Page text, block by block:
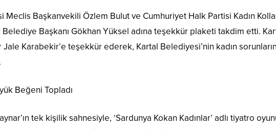
Başkanvekili Özlem Bulut ve Cumhuriyet Halk Partisi Kadın
Başkanı Gökhan Yüksel adına teşekkür plaketi takdim etti.
Karabekir’e teşekkür ederek, Kartal Belediyesi’nin kadın
Beğeni Topladı
tek kişilik sahnesiyle, ‘Sardunya Kokan Kadınlar’ adlı tiyatro